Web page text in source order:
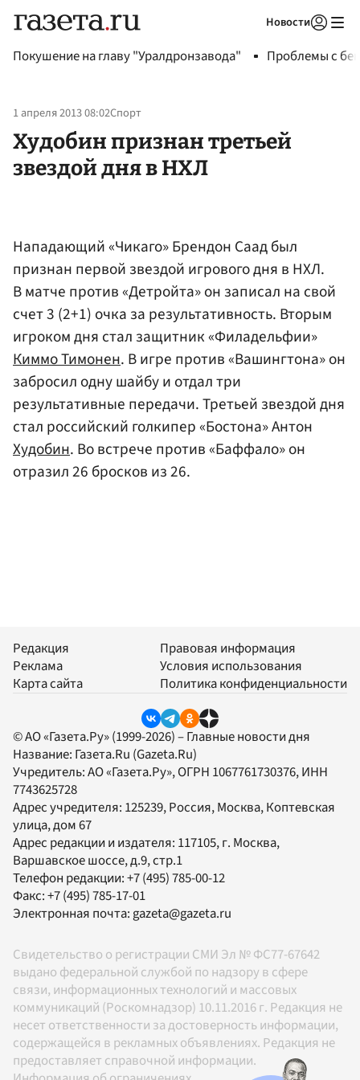
Новости
Покушение на главу "Уралдронзавода" Проблемы с
1 апреля 2013 08:02Спорт
Худобин признан третьей
звездой дня в НХЛ
Нападающий «Чикаго» Брендон Саад был
признан первой звездой игрового дня в НХЛ.
В матче против «Детройта» он записал на свой
счет 3 (2+1) очка за результативность. Вторым
игроком дня стал защитник «Филадельфии»
Киммо Тимонен. В игре против «Вашингтона» он
забросил одну шайбу и отдал три
результативные передачи. Третьей звездой дня
стал российский голкипер «Бостона» Антон
Худобин. Во встрече против «Баффало» он
отразил 26 бросков из 26.
Редакция
Реклама
Карта сайта
Правовая информация
Условия использования
Политика конфиденциальности
© АО «Газета.Ру» (1999-2026) – Главные новости дня
Название: Газета.Ru (Gazeta.Ru)
Учредитель:АО «Газета.Ру», ОГРН 1067761730376, ИНН
7743625728
Адрес учредителя: 125239, Россия, Москва, Коптевская
улица, дом 67
Адрес редакции и издателя: 117105, г. Москва,
Варшавское шоссе, д.9, стр.1
Телефон редакции:+7 (495) 785-00-12
Факс:+7 (495) 785-17-01
Электронная почта:gazeta@gazeta.ru
Свидетельство о регистрации СМИ Эл № ФС77-67642
выдано федеральной службой по надзору в сфере
связи, информационных технологий и массовых
коммуникаций (Роскомнадзор) 10.11.2016 г. Редакция не
несет ответственности за достоверность информации,
содержащейся в рекламных объявлениях. Редакция не
предоставляет справочной информации.